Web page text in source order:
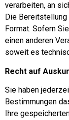
verarbeiten, an
Die
Format. Sofern
einen anderen
soweit es
Recht auf
Sie haben
Bestimmungen
Ihre